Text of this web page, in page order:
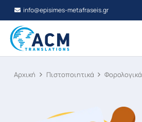
info@episimes-metafraseis.gr
Αρχική Πιστοποιητικά Φορολογικά